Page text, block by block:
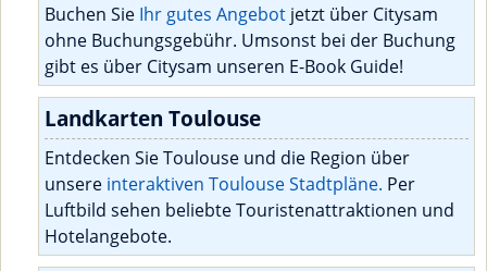
Buchen Sie Ihr gutes Angebot jetzt über Citysam
ohne Buchungsgebühr. Umsonst bei der Buchung
gibt es über Citysam unseren E-Book Guide!
Landkarten Toulouse
Entdecken Sie Toulouse und die Region über
unsere interaktiven Toulouse Stadtpläne. Per
Luftbild sehen beliebte Touristenattraktionen und
Hotelangebote.